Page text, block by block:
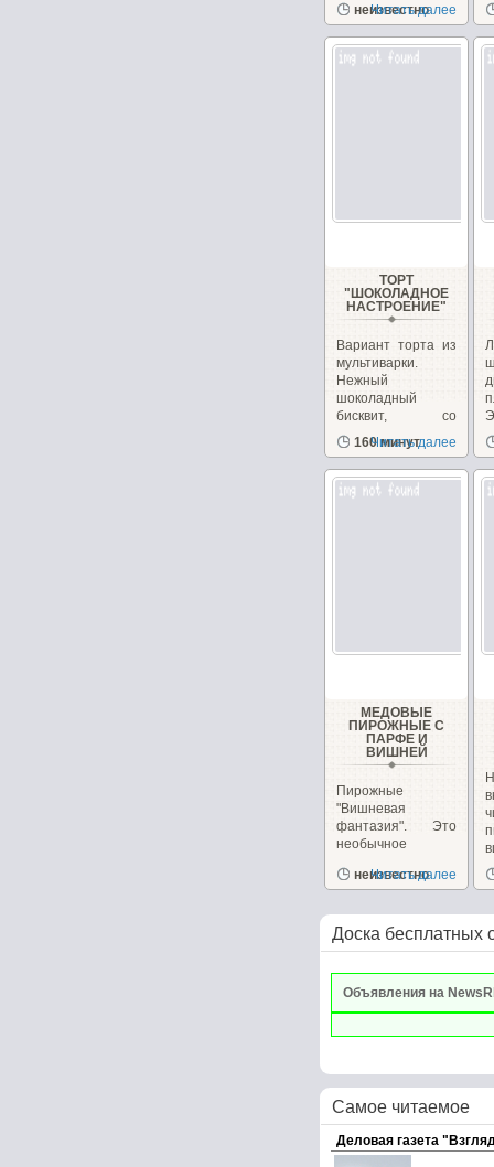
молоке с
неизвестно
Читать далее
ТОРТ
"ШОКОЛАДНОЕ
НАСТРОЕНИЕ"
Вариант торта из
мультиварки.
Нежный
шоколадный
бисквит, со
сметанным
кремом...
160 минут
Читать далее
МЕДОВЫЕ
ПИРОЖНЫЕ С
ПАРФЕ И
ВИШНЕЙ
Пирожные
"Вишневая
фантазия". Это
необычное
сочетает в себе,...
неизвестно
Читать далее
Доска бесплатных
Объявления на
Самое читаемое